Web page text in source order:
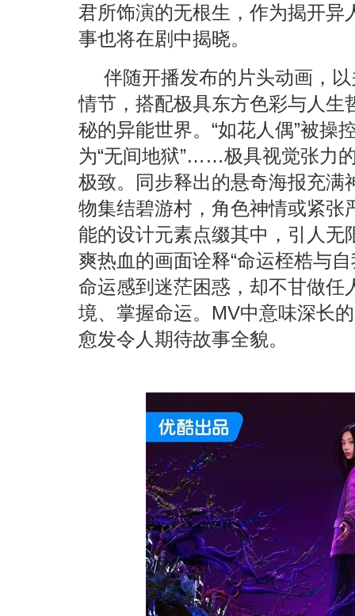
君所饰演的无根生，作为揭开异
事也将在剧中揭晓。
伴随开播发布的片头动画，
情节，搭配极具东方色彩与人生
秘的异能世界。“如花人偶”被操
为“无间地狱”……极具视觉张力
极致。同步释出的悬奇海报充满
物集结碧游村，角色神情或紧张
能的设计元素点缀其中，引人无
爽热血的画面诠释“命运桎梏与
命运感到迷茫困惑，却不甘做任
境、掌握命运。MV中意味深长
愈发令人期待故事全貌。